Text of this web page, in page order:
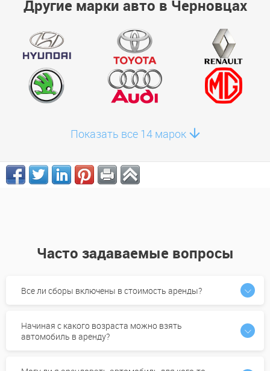
Другие марки авто в Черновцах
Показать все 14 марок
Часто задаваемые вопросы
Все ли сборы включены в стоимость аренды?
Начиная с какого возраста можно взять
автомобиль в аренду?